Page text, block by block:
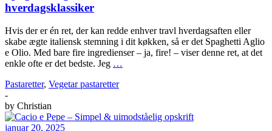
hverdagsklassiker
Hvis der er én ret, der kan redde enhver travl hverdagsaften eller
skabe ægte italiensk stemning i dit køkken, så er det Spaghetti Aglio
e Olio. Med bare fire ingredienser – ja, fire! – viser denne ret, at det
enkle ofte er det bedste. Jeg …
Pastaretter, Vegetar pastaretter
-
by Christian
januar 20, 2025